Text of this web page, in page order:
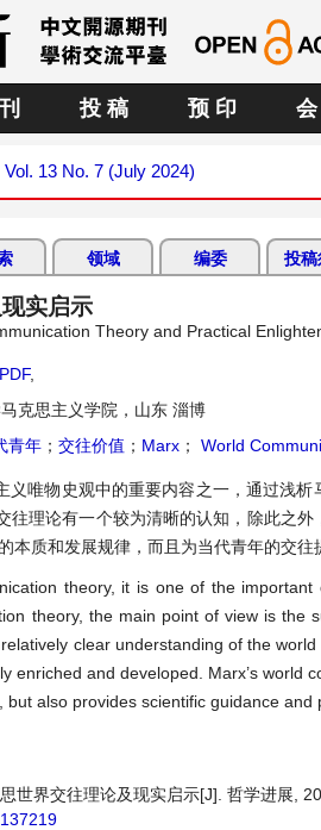
投 稿 预 印 会
Vol. 13 No. 7 (July 2024)
领域 编委 投稿
实启示
Theory and Practical
PDF,
马克思主义学院，山东 淄博
青年 ； 交往价值 ； Marx ； World
义唯物史观中的重要内容之一，通过浅
往理论有一个较为清晰的认知，除此之
本质和发展规律，而且为当代青年的交往
theory, it is one of the
theory, the main point of view is the
clear understanding of the
enriched and developed. Marx’s
also provides scientific guidance
世界交往理论及现实启示[J]. 哲学进展,